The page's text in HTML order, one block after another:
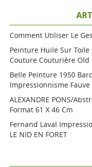
Comment Utiliser Le
Peinture Huile Sur
Couture Couturière Old
Belle Peinture 1950
Impressionnisme Fauve
ALEXANDRE PONS/
Format 61 X 46 Cm
Fernand Laval
LE NID EN FORET